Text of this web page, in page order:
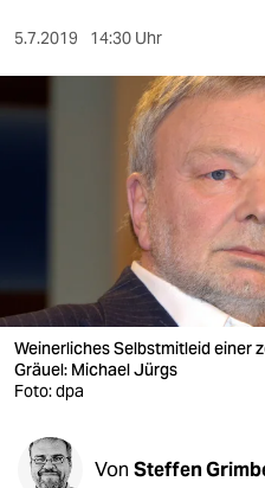
sport
verlag
veranstaltungen
fragen & hilfe
5.7.2019 14:30 Uhr
Weinerliches Selbstmitleid einer
Gräuel: Michael Jürgs
Foto: dpa
Von Steffen